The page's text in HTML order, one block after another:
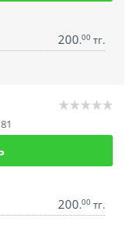
200.00 тг.
200.00 тг.